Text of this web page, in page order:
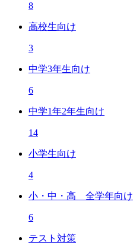
8
高校生向け
3
中学3年生向け
6
中学1年2年生向け
14
小学生向け
4
小・中・高 全学年向け
6
テスト対策